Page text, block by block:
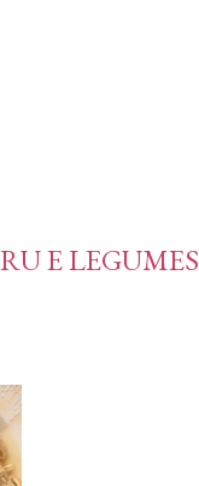
E LEGUMES